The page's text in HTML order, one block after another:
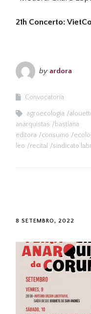
21h Concerto:
by ardora
Convocatoria
agroecologia
anarquistas
bastiana
editora
consumo
leo
recital sindicato
8 SETEMBRO, 2022